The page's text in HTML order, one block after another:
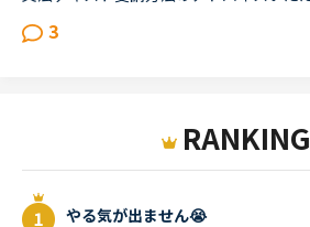
3
RANKING
やる気が出ません😭